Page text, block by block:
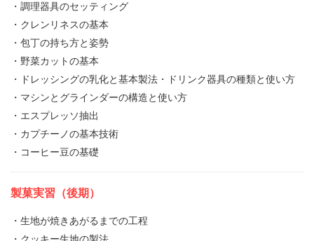
・調理器具のセッティング
・クレンリネスの基本
・包丁の持ち方と姿勢
・野菜カットの基本
・ドレッシングの乳化と基本製法・ドリンク器具の種類と使い方
・マシンとグラインダーの構造と使い方
・エスプレッソ抽出
・カプチーノの基本技術
・コーヒー豆の基礎
製菓実習（後期）
・生地が焼きあがるまでの工程